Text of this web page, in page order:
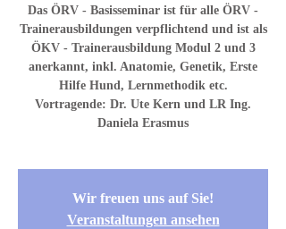
Das ÖRV - Basisseminar ist für alle ÖRV -
Trainerausbildungen verpflichtend und ist als
ÖKV - Trainerausbildung Modul 2 und 3
anerkannt, inkl. Anatomie, Genetik, Erste
Hilfe Hund, Lernmethodik etc.
Vortragende: Dr. Ute Kern und LR Ing.
Daniela Erasmus
Wir freuen uns auf Sie!
Veranstaltungen ansehen